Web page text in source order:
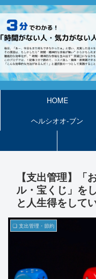
HOME
ヘルシオオ-ブン
【支出管理】「
ル・宝くじ」を
と人生得をして
❏ 支出管理・節約